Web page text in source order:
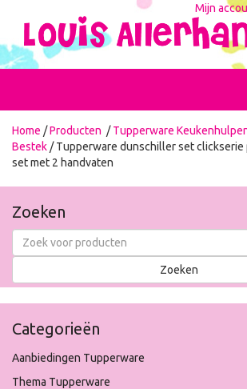
Mijn
Home /Producten /Tupperware
Bestek / Tupperware dunschiller set clickserie
set met 2 handvaten
Zoeken
Categorieën
Aanbiedingen Tupperware
Thema Tupperware